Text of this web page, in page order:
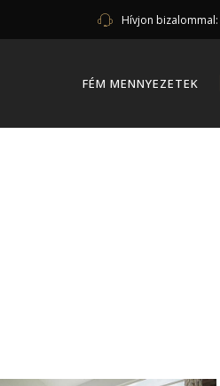
Hívjon bizalommal:
FÉM MENNYEZETEK